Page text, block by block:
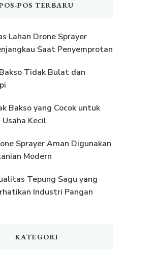
POS TERBARU
Lahan Drone Sprayer
Saat Penyemprotan
Tidak Bulat dan
Bakso yang Cocok untuk
Usaha Kecil
Sprayer Aman Digunakan
Modern
Tepung Sagu yang
Industri Pangan
KATEGORI